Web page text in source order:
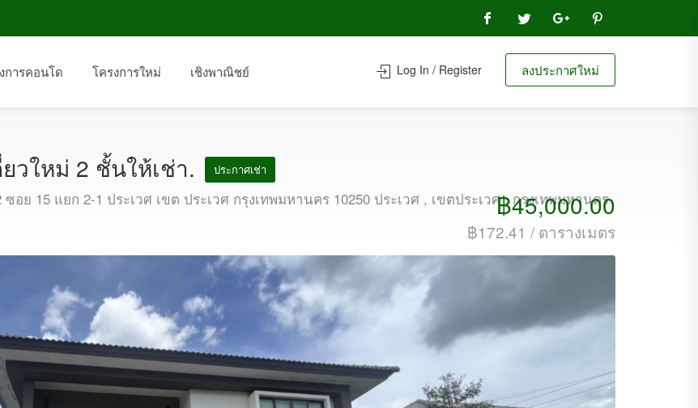
การคอนโด โครงการใหม่ เชิงพาณิชย์ Log In / Register ลงประกาศใหม่
วใหม่ 2 ชั้นให้เช่า. ประกาศเช่า
อย 15 แยก 2-1 ประเวศ เขต ประเวศ กรุงเทพมหานคร 10250 ประเวศ , เขตประเวศ , กรุงเทพมหานคร
฿45,000.00
฿172.41 / ตารางเมตร